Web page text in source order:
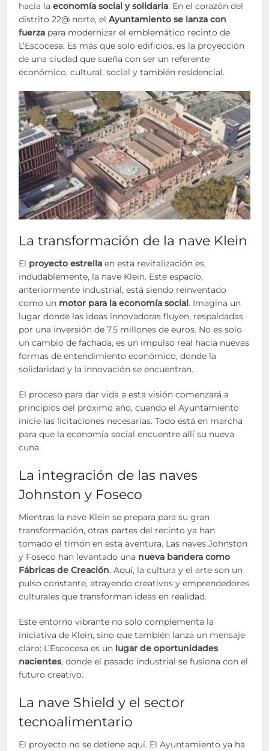
hacia laeconomía social y solidaria. En el corazón del
distrito 22@ norte, elAyuntamiento se lanza con
fuerza para modernizar el emblemático recinto de
L’Escocesa. Es más que solo edificios, es la proyección
de una ciudad que sueña con ser un referente
económico, cultural, social y también residencial.
La transformación de la nave Klein
El proyecto estrella en esta revitalización es,
indudablemente, la nave Klein. Este espacio,
anteriormente industrial, está siendo reinventado
como un motor para la economía social. Imagina un
lugar donde las ideas innovadoras fluyen, respaldadas
por una inversión de 7.5 millones de euros. No es solo
un cambio de fachada, es un impulso real hacia nuevas
formas de entendimiento económico, donde la
solidaridad y la innovación se encuentran.
El proceso para dar vida a esta visión comenzará a
principios del próximo año, cuando el Ayuntamiento
inicie las licitaciones necesarias. Todo está en marcha
para que la economía social encuentre allí su nueva
cuna.
La integración de las naves
Johnston y Foseco
Mientras la nave Klein se prepara para su gran
transformación, otras partes del recinto ya han
tomado el timón en esta aventura. Las naves Johnston
y Foseco han levantado una nueva bandera como
Fábricas de Creación. Aquí, la cultura y el arte son un
pulso constante, atrayendo creativos y emprendedores
culturales que transforman ideas en realidad.
Este entorno vibrante no solo complementa la
iniciativa de Klein, sino que también lanza un mensaje
claro: L’Escocesa es un lugar de oportunidades
nacientes, donde el pasado industrial se fusiona con el
futuro creativo.
La nave Shield y el sector
tecnoalimentario
El proyecto no se detiene aquí. El Ayuntamiento ya ha